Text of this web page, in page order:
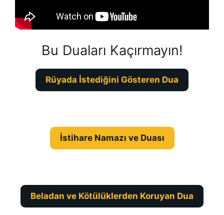
Bu Duaları Kaçırmayın!
Rüyada İstediğini Gösteren Dua
İstihare Namazı ve Duası
Beladan ve Kötülüklerden Koruyan Dua